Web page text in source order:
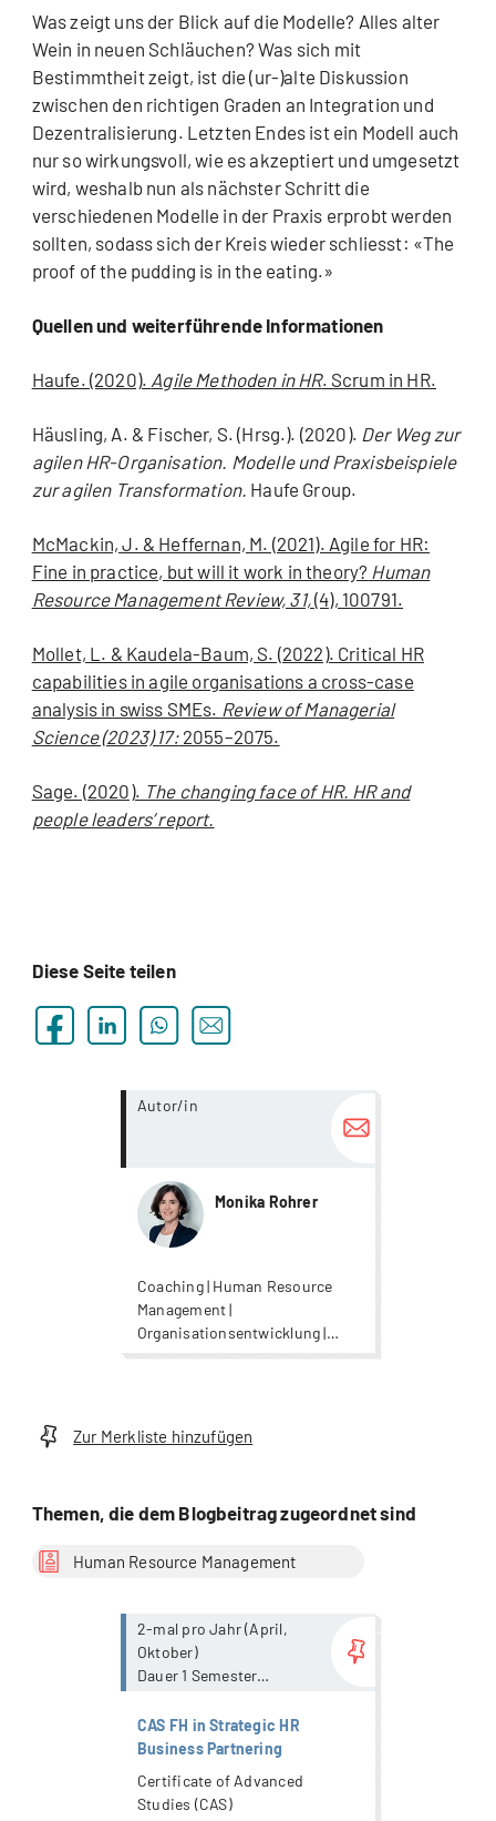
Was zeigt uns der Blick auf die Modelle? Alles alter
Wein in neuen Schläuchen? Was sich mit
Bestimmtheit zeigt, ist die (ur-)alte Diskussion
zwischen den richtigen Graden an Integration und
Dezentralisierung. Letzten Endes ist ein Modell auch
nur so wirkungsvoll, wie es akzeptiert und umgesetzt
wird, weshalb nun als nächster Schritt die
verschiedenen Modelle in der Praxis erprobt werden
sollten, sodass sich der Kreis wieder schliesst: «The
proof of the pudding is in the eating.»
Quellen und weiterführende Informationen
Haufe. (2020). Agile Methoden in HR. Scrum in HR.
Häusling, A. & Fischer, S. (Hrsg.). (2020). Der Weg zur
agilen HR-Organisation. Modelle und Praxisbeispiele
zur agilen Transformation. Haufe Group.
McMackin, J. & Heffernan, M. (2021). Agile for HR:
Fine in practice, but will it work in theory? Human
Resource Management Review, 31,(4), 100791.
Mollet, L. & Kaudela-Baum, S. (2022). Critical HR
capabilities in agile organisations a cross-case
analysis in swiss SMEs. Review of Managerial
Science (2023) 17:2055–2075.
Sage. (2020). The changing face of HR. HR and
people leaders’ report.
Diese Seite teilen
Autor/in
Monika Rohrer
Coaching | Human Resource
Management |
Organisationsentwicklung |
Personalentwicklung
more...
Zur Merkliste hinzufügen
Themen, die dem Blogbeitrag zugeordnet sind
Human Resource Management
2-mal pro Jahr (April,
Oktober)
Dauer 1 Semester
Präsenzpflicht
CAS FH in Strategic HR
Business Partnering
Certificate of Advanced
Studies (CAS)
more...